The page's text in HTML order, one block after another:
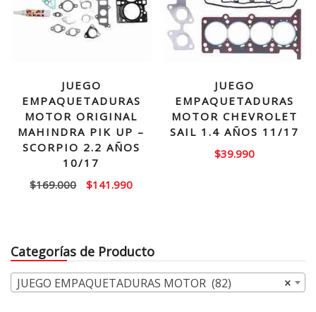
JUEGO
EMPAQUETADURAS
MOTOR ORIGINAL
MAHINDRA PIK UP –
SCORPIO 2.2 AÑOS
10/17
$169.000
El
$169.000.
$141.990El
$141.990.
JUEGO
EMPAQUETADURAS
MOTOR CHEVROLET
SAIL 1.4 AÑOS 11/17
$39.990
Categorías de Producto
×
JUEGO EMPAQUETADURAS MOTOR (82)